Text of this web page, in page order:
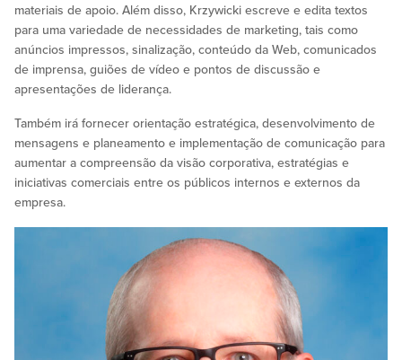
materiais de apoio. Além disso, Krzywicki escreve e edita textos
para uma variedade de necessidades de marketing, tais como
anúncios impressos, sinalização, conteúdo da Web, comunicados
de imprensa, guiões de vídeo e pontos de discussão e
apresentações de liderança.
Também irá fornecer orientação estratégica, desenvolvimento de
mensagens e planeamento e implementação de comunicação para
aumentar a compreensão da visão corporativa, estratégias e
iniciativas comerciais entre os públicos internos e externos da
empresa.